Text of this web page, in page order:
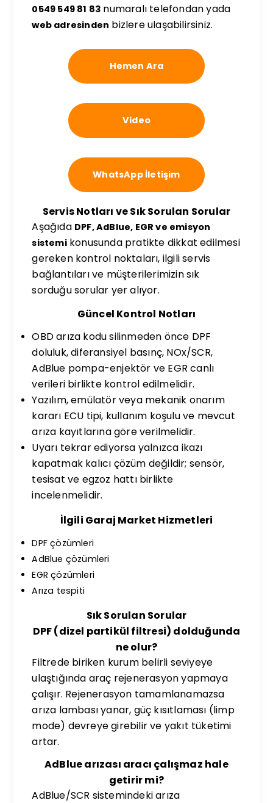
0549 549 81 83 numaralı telefondan yada
web adresinden bizlere ulaşabilirsiniz.
Hemen Ara
Video
WhatsApp İletişim
Servis Notları ve Sık Sorulan Sorular
Aşağıda DPF, AdBlue, EGR ve emisyon
sistemikonusunda pratikte dikkat edilmesi
gereken kontrol noktaları, ilgili servis
bağlantıları ve müşterilerimizin sık
sorduğu sorular yer alıyor.
Güncel Kontrol Notları
OBD arıza kodu silinmeden önce DPF
doluluk, diferansiyel basınç, NOx/SCR,
AdBlue pompa-enjektör ve EGR canlı
verileri birlikte kontrol edilmelidir.
Yazılım, emülatör veya mekanik onarım
kararı ECU tipi, kullanım koşulu ve mevcut
arıza kayıtlarına göre verilmelidir.
Uyarı tekrar ediyorsa yalnızca ikazı
kapatmak kalıcı çözüm değildir; sensör,
tesisat ve egzoz hattı birlikte
incelenmelidir.
İlgili Garaj Market Hizmetleri
DPF çözümleri
AdBlue çözümleri
EGR çözümleri
Arıza tespiti
Sık Sorulan Sorular
DPF (dizel partikül filtresi) dolduğunda
ne olur?
Filtrede biriken kurum belirli seviyeye
ulaştığında araç rejenerasyon yapmaya
çalışır. Rejenerasyon tamamlanamazsa
arıza lambası yanar, güç kısıtlaması (limp
mode) devreye girebilir ve yakıt tüketimi
artar.
AdBlue arızası aracı çalışmaz hale
getirir mi?
AdBlue/SCR sistemindeki arıza